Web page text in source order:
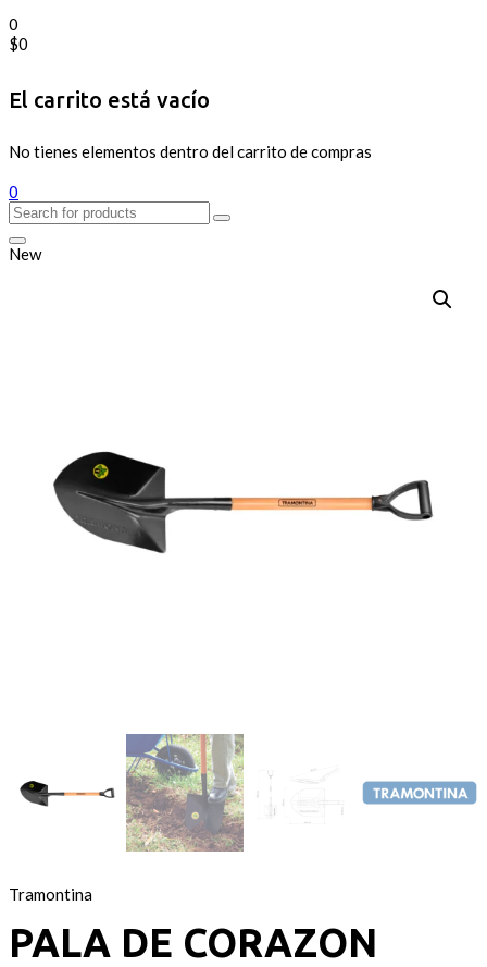
0
$0
El carrito está vacío
No tienes elementos dentro del carrito de compras
0
New
Tramontina
PALA DE CORAZON